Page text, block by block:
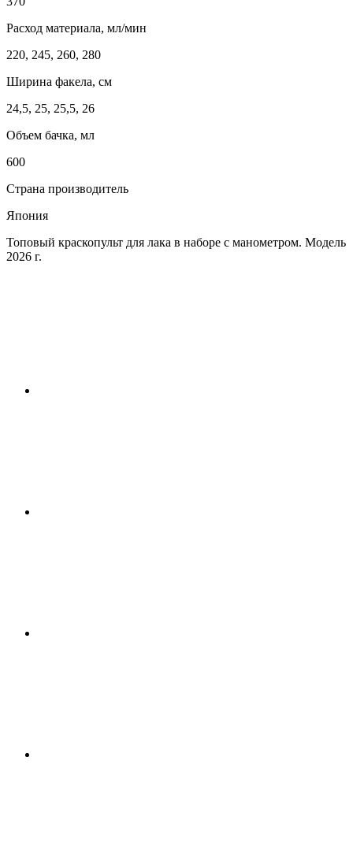
Расход материала, мл/мин
220, 245, 260, 280
Ширина факела, см
24,5, 25, 25,5, 26
Объем бачка, мл
600
Страна производитель
Япония
Топовый краскопульт для лака в наборе с манометром. Модель
2026 г.